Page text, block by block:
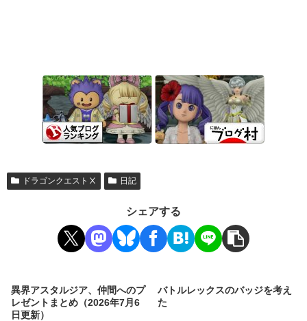
ドラゴンクエストⅩ 日記
シェアする
異界アスタルジア、仲間へのプ
レゼントまとめ（2026年7月6
日更新）
バトルレックスのバッジを考え
た